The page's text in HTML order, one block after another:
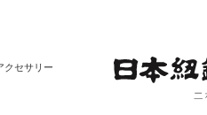
クセサリー